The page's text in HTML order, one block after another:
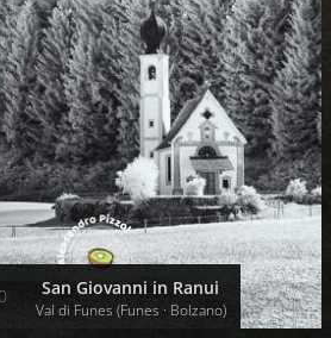
San Giovanni in Ranui
Val di Funes (Funes · Bolzano)